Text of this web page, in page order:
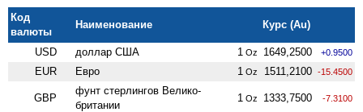
Код
валюты
Наименование Курс (Au)
USD доллар США 1 Oz 1649,2500 +0.9500
EUR Евро 1 Oz 1511,2100 -15.4500
GBP
фунт стерлингов Велико­
британии
1 Oz 1333,7500 -7.3100